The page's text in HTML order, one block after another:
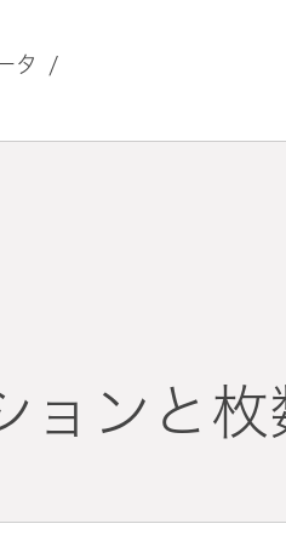
タ
ョンと枚